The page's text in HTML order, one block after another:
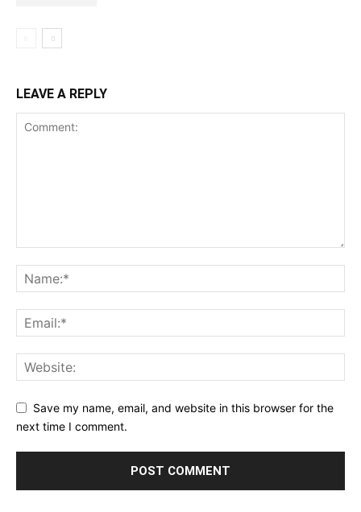
LEAVE A REPLY
Save my name, email, and website in this browser for the
next time I comment.